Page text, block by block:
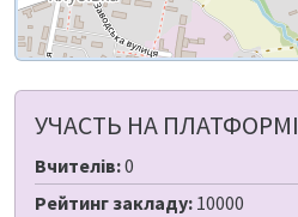
УЧАСТЬ НА ПЛАТФОРМІ
Вчителів:0
Рейтинг закладу: 10000